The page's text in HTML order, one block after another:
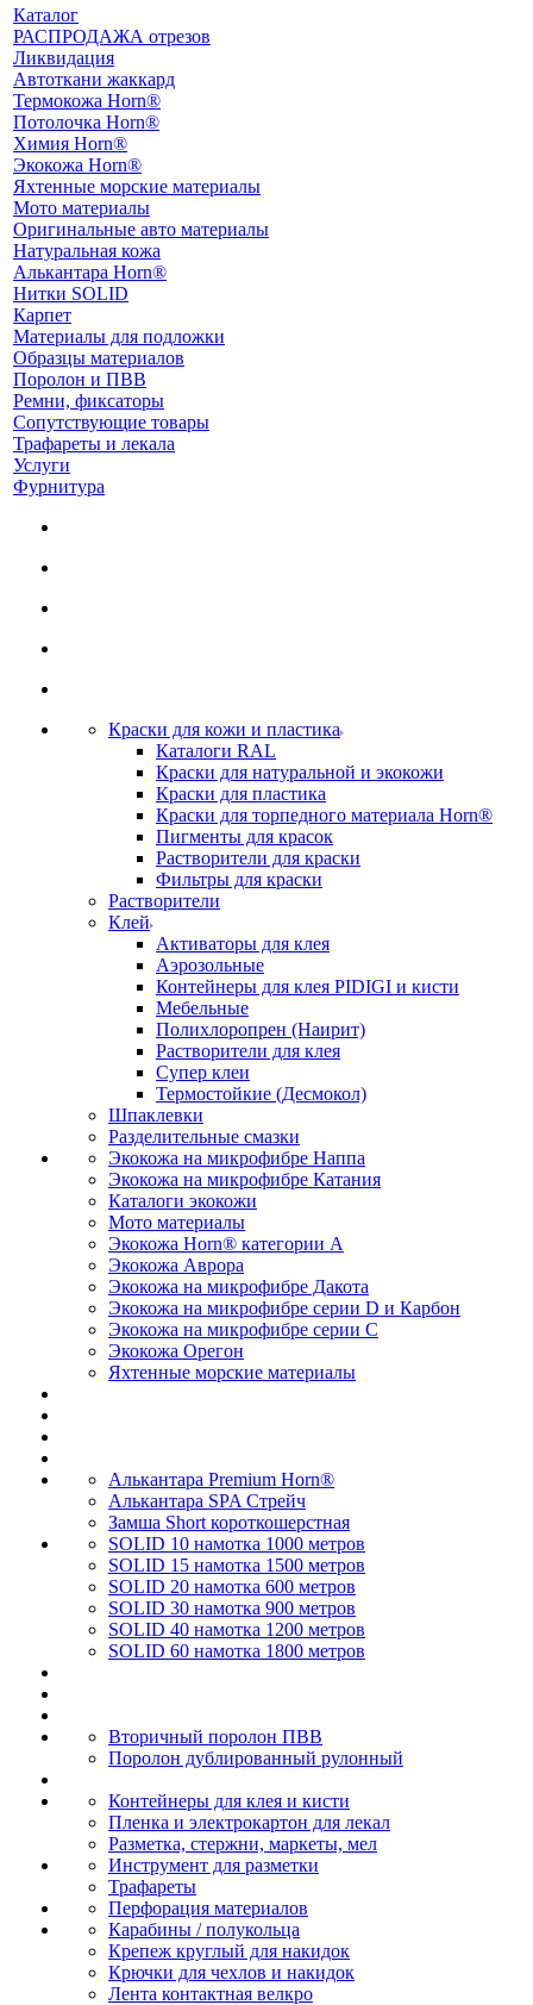
Каталог
РАСПРОДАЖА отрезов
Ликвидация
Автоткани жаккард
Термокожа Horn®
Потолочка Horn®
Химия Horn®
Экокожа Horn®
Яхтенные морские материалы
Мото материалы
Оригинальные авто материалы
Натуральная кожа
Алькантара Horn®
Нитки SOLID
Карпет
Материалы для подложки
Образцы материалов
Поролон и ПВВ
Ремни, фиксаторы
Сопутствующие товары
Трафареты и лекала
Услуги
Фурнитура
Краски для кожи и пластика
Каталоги RAL
Краски для натуральной и экокожи
Краски для пластика
Краски для торпедного материала Horn®
Пигменты для красок
Растворители для краски
Фильтры для краски
Растворители
Клей
Активаторы для клея
Аэрозольные
Контейнеры для клея PIDIGI и кисти
Мебельные
Полихлоропрен (Наирит)
Растворители для клея
Супер клеи
Термостойкие (Десмокол)
Шпаклевки
Разделительные смазки
Экокожа на микрофибре Наппа
Экокожа на микрофибре Катания
Каталоги экокожи
Мото материалы
Экокожа Horn® категории A
Экокожа Аврора
Экокожа на микрофибре Дакота
Экокожа на микрофибре серии D и Карбон
Экокожа на микрофибре серии С
Экокожа Орегон
Яхтенные морские материалы
Алькантара Premium Horn®
Алькантара SPA Стрейч
Замша Short короткошерстная
SOLID 10 намотка 1000 метров
SOLID 15 намотка 1500 метров
SOLID 20 намотка 600 метров
SOLID 30 намотка 900 метров
SOLID 40 намотка 1200 метров
SOLID 60 намотка 1800 метров
Вторичный поролон ПВВ
Поролон дублированный рулонный
Контейнеры для клея и кисти
Пленка и электрокартон для лекал
Разметка, стержни, маркеты, мел
Инструмент для разметки
Трафареты
Перфорация материалов
Карабины / полукольца
Крепеж круглый для накидок
Крючки для чехлов и накидок
Лента контактная велкро